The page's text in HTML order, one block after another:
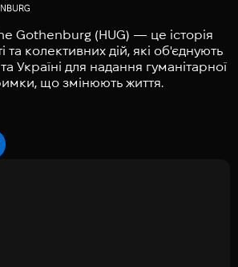
Gothenburg (HUG) — це історія
та колективних дій, які об'єднують
Україні для надання гуманітарної
що змінюють життя.